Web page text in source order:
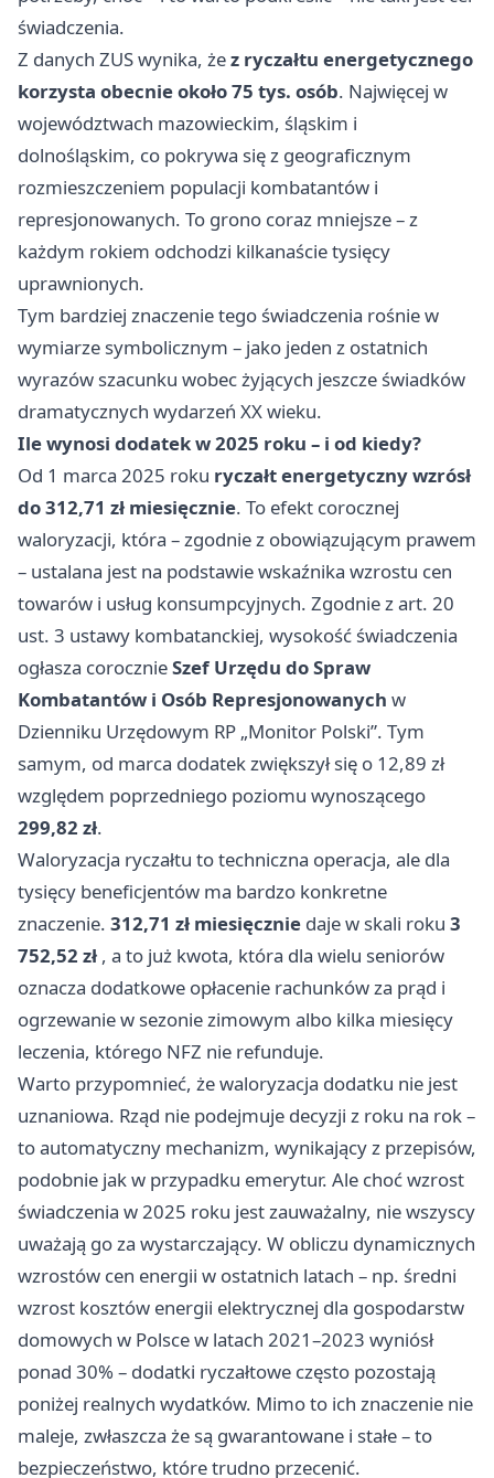
świadczenia.
Z danych ZUS wynika, żez ryczałtu energetycznego
korzysta obecnie około 75 tys. osób. Najwięcej w
województwach mazowieckim, śląskim i
dolnośląskim, co pokrywa się z geograficznym
rozmieszczeniem populacji kombatantów i
represjonowanych. To grono coraz mniejsze – z
każdym rokiem odchodzi kilkanaście tysięcy
uprawnionych.
Tym bardziej znaczenie tego świadczenia rośnie w
wymiarze symbolicznym – jako jeden z ostatnich
wyrazów szacunku wobec żyjących jeszcze świadków
dramatycznych wydarzeń XX wieku.
Ile wynosi dodatek w 2025 roku – i od kiedy?
Od 1 marca 2025 roku ryczałt energetyczny wzrósł
do 312,71 zł miesięcznie. To efekt corocznej
waloryzacji, która – zgodnie z obowiązującym prawem
– ustalana jest na podstawie wskaźnika wzrostu cen
towarów i usług konsumpcyjnych. Zgodnie z art. 20
ust. 3 ustawy kombatanckiej, wysokość świadczenia
ogłasza corocznieSzef Urzędu do Spraw
Kombatantów i Osób Represjonowanych w
Dzienniku Urzędowym RP „Monitor Polski”. Tym
samym, od marca dodatek zwiększył się o 12,89 zł
względem poprzedniego poziomu wynoszącego
299,82 zł.
Waloryzacja ryczałtu to techniczna operacja, ale dla
tysięcy beneficjentów ma bardzo konkretne
znaczenie. 312,71 zł miesięcznie daje w skali roku 3
752,52 zł , a to już kwota, która dla wielu seniorów
oznacza dodatkowe opłacenie rachunków za prąd i
ogrzewanie w sezonie zimowym albo kilka miesięcy
leczenia, którego NFZ nie refunduje.
Warto przypomnieć, że waloryzacja dodatku nie jest
uznaniowa. Rząd nie podejmuje decyzji z roku na rok –
to automatyczny mechanizm, wynikający z przepisów,
podobnie jak w przypadku emerytur. Ale choć wzrost
świadczenia w 2025 roku jest zauważalny, nie wszyscy
uważają go za wystarczający. W obliczu dynamicznych
wzrostów cen energii w ostatnich latach – np. średni
wzrost kosztów energii elektrycznej dla gospodarstw
domowych w Polsce w latach 2021–2023 wyniósł
ponad 30% – dodatki ryczałtowe często pozostają
poniżej realnych wydatków. Mimo to ich znaczenie nie
maleje, zwłaszcza że są gwarantowane i stałe – to
bezpieczeństwo, które trudno przecenić.